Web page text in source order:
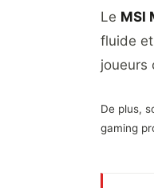
Le MSI
fluide
joueurs
De plus,
gaming